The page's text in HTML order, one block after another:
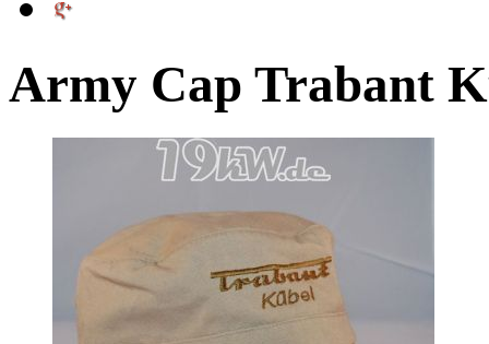
Army Cap Trabant